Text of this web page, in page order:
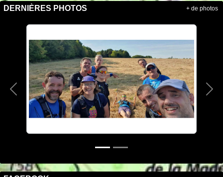
DERNIÈRES PHOTOS
Précedent
+ de photos